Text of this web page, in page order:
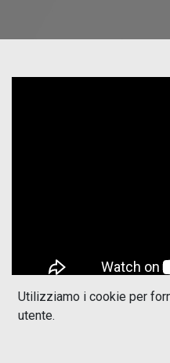
This Video is show the
Utilizziamo i cookie per
utente.